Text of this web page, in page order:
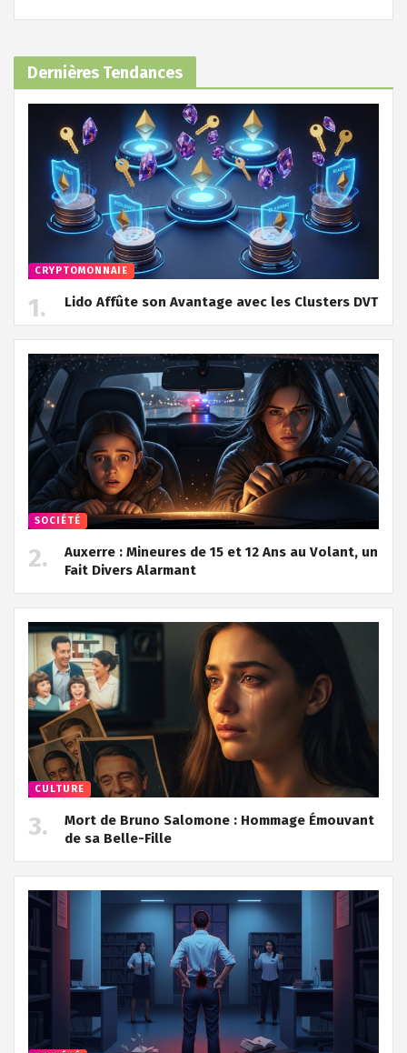
Dernières Tendances
CRYPTOMONNAIE
Lido Affûte son Avantage avec les Clusters DVT
SOCIÉTÉ
Auxerre : Mineures de 15 et 12 Ans au Volant, un
Fait Divers Alarmant
CULTURE
Mort de Bruno Salomone : Hommage Émouvant
de sa Belle-Fille